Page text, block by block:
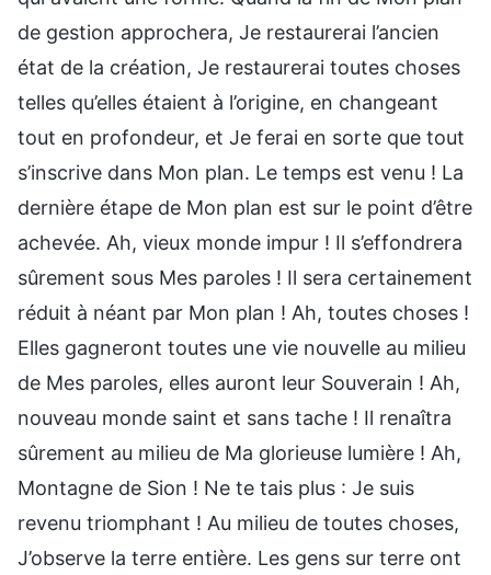
de gestion approchera, Je restaurerai l’ancien
état de la création, Je restaurerai toutes choses
telles qu’elles étaient à l’origine, en changeant
tout en profondeur, et Je ferai en sorte que tout
s’inscrive dans Mon plan. Le temps est venu ! La
dernière étape de Mon plan est sur le point d’être
achevée. Ah, vieux monde impur ! Il s’effondrera
sûrement sous Mes paroles ! Il sera certainement
réduit à néant par Mon plan ! Ah, toutes choses !
Elles gagneront toutes une vie nouvelle au milieu
de Mes paroles, elles auront leur Souverain ! Ah,
nouveau monde saint et sans tache ! Il renaîtra
sûrement au milieu de Ma glorieuse lumière ! Ah,
Montagne de Sion ! Ne te tais plus : Je suis
revenu triomphant ! Au milieu de toutes choses,
J’observe la terre entière. Les gens sur terre ont